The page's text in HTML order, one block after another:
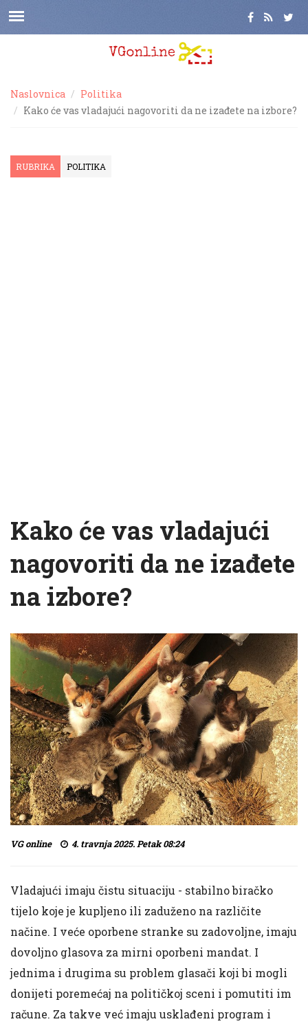
Naslovnica
Politika
Kako će vas vladajući nagovoriti da ne izađete na izbore?
RUBRIKA POLITIKA
Kako će vas vladajući
nagovoriti da ne izađete
na izbore?
VG online 4. travnja 2025. Petak 08:24
Vladajući imaju čistu situaciju - stabilno biračko
tijelo koje je kupljeno ili zaduženo na različite
načine. I veće oporbene stranke su zadovoljne, imaju
dovoljno glasova za mirni oporbeni mandat. I
jednima i drugima su problem glasači koji bi mogli
donijeti poremećaj na političkoj sceni i pomutiti im
račune. Za takve već imaju usklađeni program i